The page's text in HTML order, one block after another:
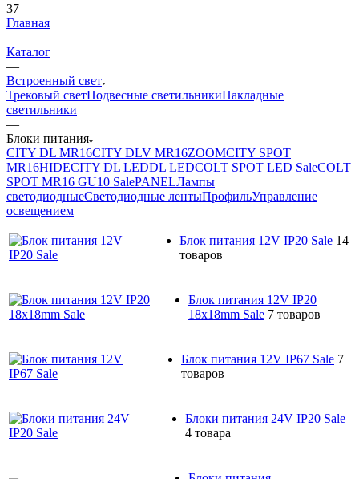
37
Главная
—
Каталог
—
Встроенный свет
Трековый светПодвесные светильникиНакладные
светильники
—
Блоки питания
CITY DL MR16CITY DLV MR16ZOOMCITY SPOT
MR16HIDECITY DL LEDDL LEDCOLT SPOT LED SaleCOLT
SPOT MR16 GU10 SalePANELЛампы
светодиодныеСветодиодные лентыПрофильУправление
освещением
Блок питания 12V IP20 Sale 14
товаров
Блок питания 12V IP20
18x18mm Sale 7 товаров
Блок питания 12V IP67 Sale 7
товаров
Блоки питания 24V IP20 Sale
4 товара